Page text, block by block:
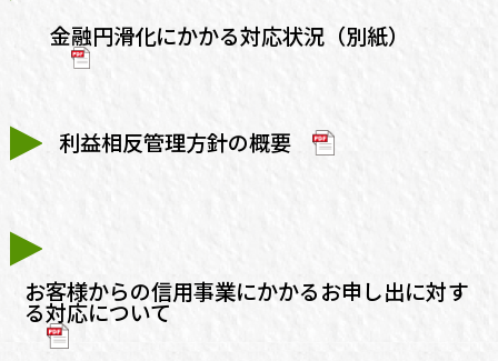
金融円滑化にかかる対応状況（別紙）
利益相反管理方針の概要
お客様からの信用事業にかかるお申し出に対す
る対応について